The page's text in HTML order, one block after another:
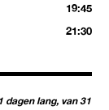
dagen lang, van 31
19:45
21:30